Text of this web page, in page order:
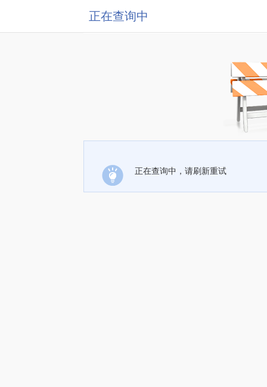
正在查询中
正在查询中，请刷新重试